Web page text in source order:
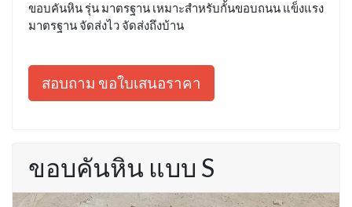
ขอบคันหิน รุ่น มาตรฐาน เหมาะสำหรับกั้นขอบถนน แข็งแรง
มาตรฐาน จัดส่งไว จัดส่งถึงบ้าน
สอบถาม ขอใบเสนอราคา
ขอบคันหิน แบบ S